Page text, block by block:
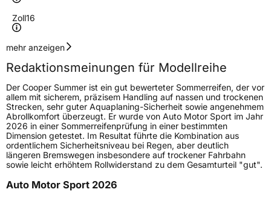
Zoll16
Geschwindigkeitsindex
Höchstgeschwindigkeit
270 km/h
Lastindex97
Höchstlast730 kg
Generelle Merkmale
Fahrzeugtyp
PKW
Verwendung Sommerreifen
mehr anzeigen
Redaktionsmeinungen für Modellreihe
Der Cooper Summer ist ein gut bewerteter Sommerreifen, der vor
allem mit sicherem, präzisem Handling auf nassen und trockenen
Strecken, sehr guter Aquaplaning-Sicherheit sowie angenehmem
Abrollkomfort überzeugt. Er wurde von Auto Motor Sport im Jahr
2026 in einer Sommerreifenprüfung in einer bestimmten
Dimension getestet. Im Resultat führte die Kombination aus
ordentlichem Sicherheitsniveau bei Regen, aber deutlich
längeren Bremswegen insbesondere auf trockener Fahrbahn
sowie leicht erhöhtem Rollwiderstand zu dem Gesamturteil "gut".
Auto Motor Sport 2026